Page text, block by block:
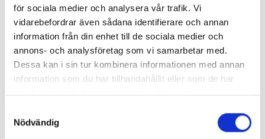
för sociala medier och analysera vår trafik. Vi
vidarebefordrar även sådana identifierare och annan
information från din enhet till de sociala medier och
annons- och analysföretag som vi samarbetar med.
Dessa kan i sin tur kombinera informationen med annan
information som du har tillhandahållit eller som de har
samlat in när du har använt deras tjänster.
Nödvändig
“
Specter har kostnadseffektivt
hittills. Specter har ett flertal